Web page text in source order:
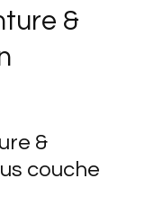
&
&
couche